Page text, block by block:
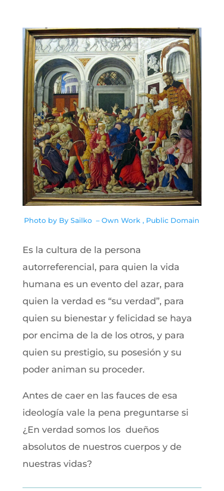
Photo by By Sailko – Own Work , Public Domain
Es la cultura de la persona
autorreferencial, para quien la vida
humana es un evento del azar, para
quien la verdad es “su verdad”, para
quien su bienestar y felicidad se haya
por encima de la de los otros, y para
quien su prestigio, su posesión y su
poder animan su proceder.
Antes de caer en las fauces de esa
ideología vale la pena preguntarse si
¿En verdad somos los dueños
absolutos de nuestros cuerpos y de
nuestras vidas?